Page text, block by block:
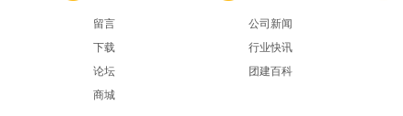
留言
下载
论坛
商城
公司新闻
行业快讯
团建百科